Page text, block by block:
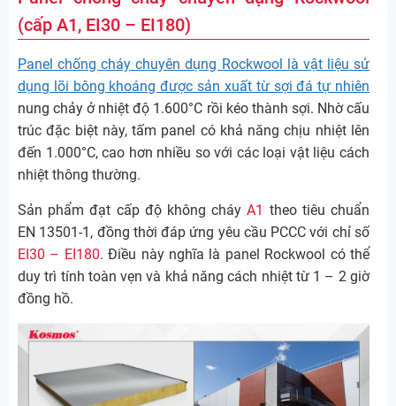
(cấp A1, EI30 – EI180)
Panel chống cháy chuyên dụng Rockwool là vật liệu sử
dụng lõi bông khoáng được sản xuất từ sợi đá tự nhiên
nung chảy ở nhiệt độ 1.600°C rồi kéo thành sợi. Nhờ cấu
trúc đặc biệt này, tấm panel có khả năng chịu nhiệt lên
đến 1.000°C, cao hơn nhiều so với các loại vật liệu cách
nhiệt thông thường.
Sản phẩm đạt cấp độ không cháyA1 theo tiêu chuẩn
EN 13501-1, đồng thời đáp ứng yêu cầu PCCC với chỉ số
EI30 – EI180. Điều này nghĩa là panel Rockwool có thể
duy trì tính toàn vẹn và khả năng cách nhiệt từ 1 – 2 giờ
đồng hồ.